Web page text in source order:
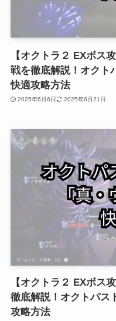
【オクトラ２ EXボス
戦を徹底解説！オクト
快適攻略方法
2025年6月6日 2025年6月21日
【オクトラ２ EXボス
徹底解説！オクトパス
攻略方法